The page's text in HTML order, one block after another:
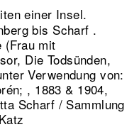
einer Insel.
bis Scharf .
(Frau mit
Die Todsünden,
Verwendung von:
, 1883 & 1904,
Scharf / Sammlung